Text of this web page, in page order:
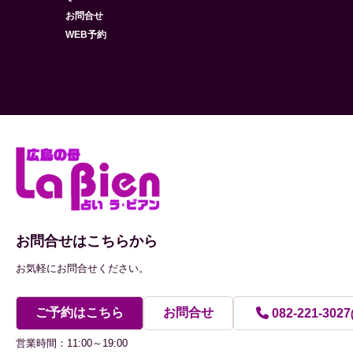
お問合せ
WEB予約
お問合せはこちらから
お気軽にお問合せください。
ご予約はこちら お問合せ 082-221-3027
営業時間：11:00～19:00